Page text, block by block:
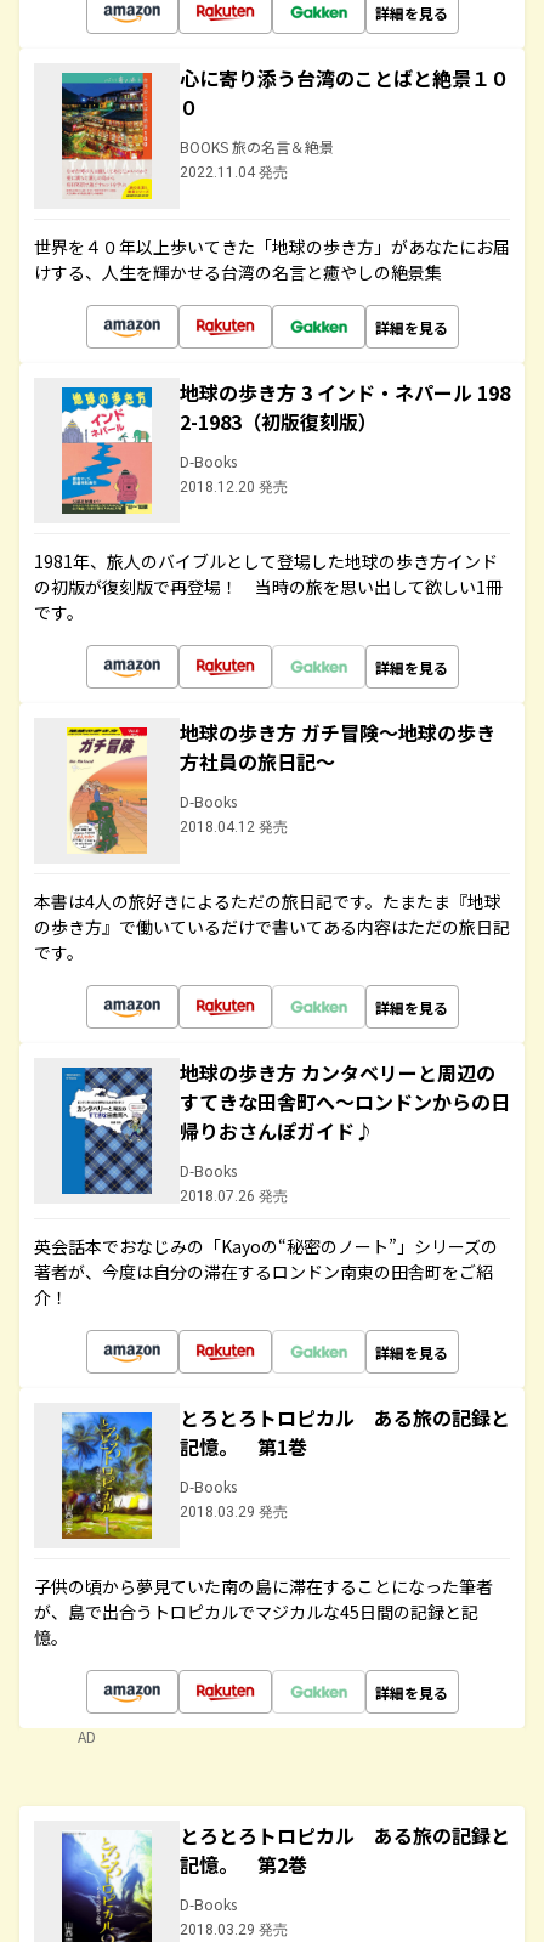
詳細を見る
心に寄り添う台湾のことばと絶景１０
０
BOOKS 旅の名言＆絶景
2022.11.04 発売
世界を４０年以上歩いてきた「地球の歩き方」があなたにお届
けする、人生を輝かせる台湾の名言と癒やしの絶景集
詳細を見る
地球の歩き方 3 インド・ネパール 198
2-1983（初版復刻版）
D-Books
2018.12.20 発売
1981年、旅人のバイブルとして登場した地球の歩き方インド
の初版が復刻版で再登場！ 当時の旅を思い出して欲しい1冊
です。
詳細を見る
地球の歩き方 ガチ冒険～地球の歩き
方社員の旅日記～
D-Books
2018.04.12 発売
本書は4人の旅好きによるただの旅日記です。たまたま『地球
の歩き方』で働いているだけで書いてある内容はただの旅日記
です。
詳細を見る
地球の歩き方 カンタベリーと周辺の
すてきな田舎町へ～ロンドンからの日
帰りおさんぽガイド♪
D-Books
2018.07.26 発売
英会話本でおなじみの「Kayoの“秘密のノート”」シリーズの
著者が、今度は自分の滞在するロンドン南東の田舎町をご紹
介！
詳細を見る
とろとろトロピカル ある旅の記録と
記憶。 第1巻
D-Books
2018.03.29 発売
子供の頃から夢見ていた南の島に滞在することになった筆者
が、島で出合うトロピカルでマジカルな45日間の記録と記
憶。
詳細を見る
AD
とろとろトロピカル ある旅の記録と
記憶。 第2巻
D-Books
2018.03.29 発売